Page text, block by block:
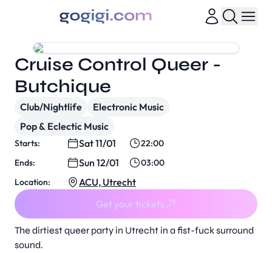
The dirtiest queer party in Utrecht in a fist-fuck surround
sound.
Cruise Control Queer -
Butchique
Club/Nightlife
Electronic Music
Pop & Eclectic Music
Starts: Sat 11/01
22:00
Ends:
Sun 12/01
03:00
Location:
ACU, Utrecht
Get your tickets